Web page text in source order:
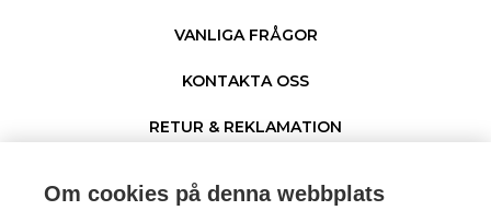
VANLIGA FRÅGOR
KONTAKTA OSS
RETUR & REKLAMATION
Om cookies på denna webbplats